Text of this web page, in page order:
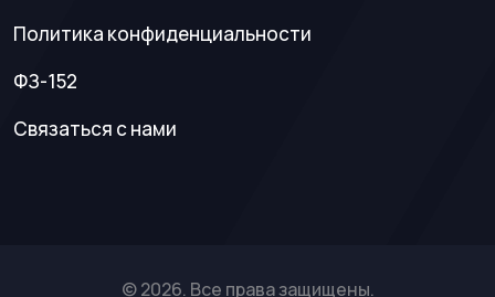
Политика конфиденциальности
ФЗ-152
Связаться с нами
© 2026. Все права защищены.